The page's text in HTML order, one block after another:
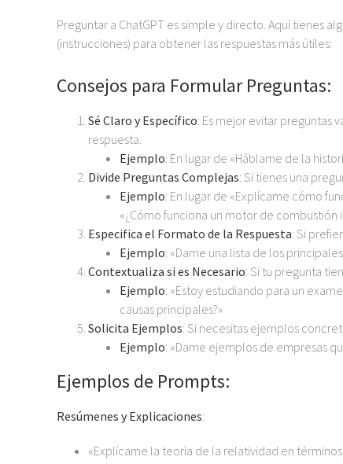
Preguntar a ChatGPT es simple y directo. Aquí tienes
(instrucciones) para obtener las respuestas más útiles:
Consejos para Formular Preguntas:
Sé Claro y Específico: Es mejor evitar preguntas
respuesta.
Ejemplo: En lugar de «Háblame de la
Divide Preguntas Complejas: Si tienes una
Ejemplo: En lugar de «Explícame cómo
«¿Cómo funciona un motor de combustión
Especifica el Formato de la Respuesta: Si
Ejemplo: «Dame una lista de los
Contextualiza si es Necesario: Si tu pregunta
Ejemplo: «Estoy estudiando para un
causas principales?»
Solicita Ejemplos: Si necesitas ejemplos
Ejemplo: «Dame ejemplos de empresas
Ejemplos de Prompts:
Resúmenes y Explicaciones:
«Explícame la teoría de la relatividad en